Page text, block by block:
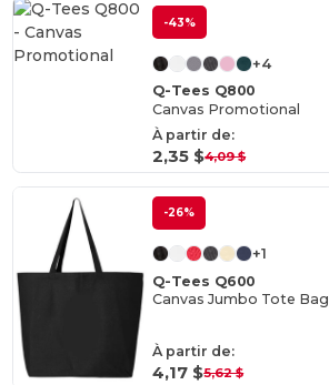
-43%
+4
Q-Tees Q800
Canvas Promotional
À partir de:
2,35 $4,09 $
-26%
+1
Q-Tees Q600
Canvas Jumbo Tote Bag
À partir de:
4,17 $5,62 $